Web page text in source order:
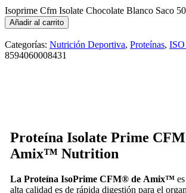
Isoprime Cfm Isolate Chocolate Blanco Saco
Añadir al carrito
Categorías: Nutrición Deportiva, Proteínas,
8594060008431
Proteína Isolate Prime CFM
Amix™ Nutrition
La Proteína IsoPrime CFM® de Amix™
alta calidad es de rápida digestión para el